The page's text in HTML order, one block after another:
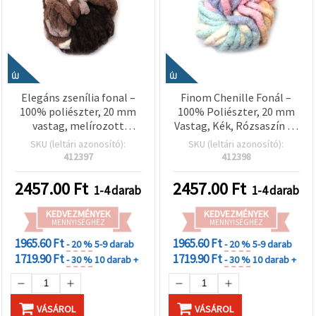
ÚJ
Elegáns zsenília fonal –
100% poliészter, 20 mm
vastag, melírozott
pezsgő, barna és szürke
színben (assorted/mix),
tapintású kézimunka és
horgolás projektekhez
SKU (leltári azonosító):
412397
2457.00 Ft 1-4 darab
KEDVEZMÉNYEK
MENNYISÉGHEZ
1965.60 Ft- 20 %5-9 darab
1719.90 Ft- 30 %10 darab +
VÁSÁROL
ÚJ
Finom Chenille Fonál –
100% Poliészter, 20 mm
Vastag, Kék, Rózsaszín és
Barackszín Melange, ~240
g / 25 m Puha Textúrájú
Alkotásokhoz
SKU (leltári azonosító):
412398
2457.00 Ft 1-4 darab
KEDVEZMÉNYEK
MENNYISÉGHEZ
1965.60 Ft- 20 %5-9 darab
1719.90 Ft- 30 %10 darab +
VÁSÁROL